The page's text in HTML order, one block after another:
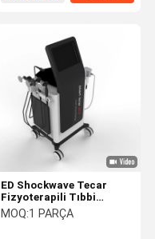
ED Shockwave Tecar
Fizyoterapili Tıbbi
Ultrason Terapi Makinesi
MOQ:1 PARÇA